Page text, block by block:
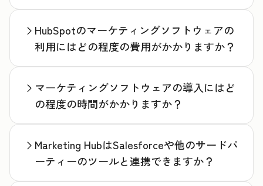
HubSpotのマーケティングソフトウェアの
利用にはどの程度の費用がかかりますか？
マーケティングソフトウェアの導入にはど
の程度の時間がかかりますか？
Marketing HubはSalesforceや他のサードパ
ーティーのツールと連携できますか？